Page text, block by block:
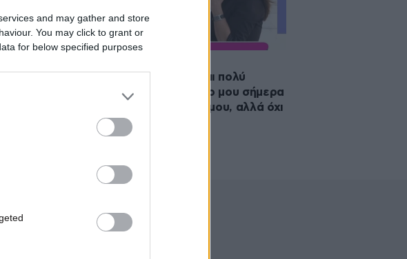
and may gather and store
You may click to grant or
for below specified purposes
Απόστολος Λύτρας: Είμαι πολύ
χαρούμενος για τον γάμο μου σήμερα
– Θα είναι οι δύο κόρες μου, αλλά όχι
η μικρότερη